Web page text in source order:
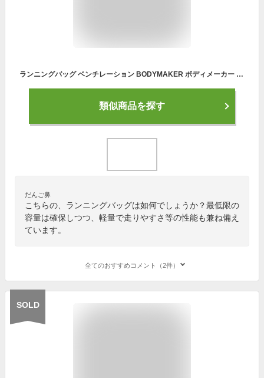
ランニングバッグ ベンチレーション BODYMAKER ボディメーカー 超軽量 マラソンリュック デイパック バックパック リュック スポーツバッグ 防水 光反射 通気 アウトドア 登山 レース 遠足 リュックサック
類似商品を探す
だんご鼻
こちらの、ランニングバッグは如何でしょうか？最低限の
容量は確保しつつ、軽量で走りやすさ等の性能も兼ね備え
ています。
全てのおすすめコメント（2件）
SOLD